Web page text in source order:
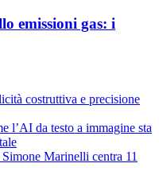
emissioni gas: i
costruttiva e precisione
l’AI da testo a immagine sta
Marinelli centra 11